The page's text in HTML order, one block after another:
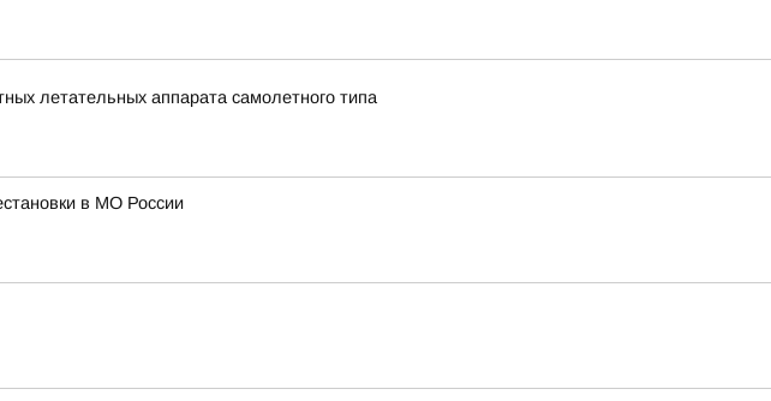
летательных аппарата самолетного типа
в МО России